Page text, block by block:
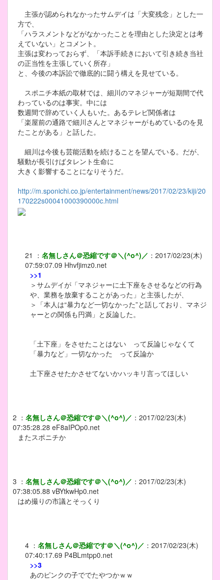
主張が認められなかったサムデイは「大変残念」とした一
方で、
「ハラスメントなどがなかったことを理由とした決定とは考
えていない」とコメント。
主張は変わっておらず、「本訴手続きにおいて引き続き当社
の正当性を主張していく所存」
と、今後の本訴訟で徹底的に闘う構えを見せている。
スポニチ本紙の取材では、細川のマネジャーが短期間で代
わっているのは事実。中には
数週間で辞めていく人もいた。あるテレビ関係者は
「楽屋前の通路で細川さんとマネジャーがもめているのを見
たことがある」と話した。
細川は今後も芸能活動を続けることを望んでいる。だが、
騒動が長引けばタレント生命に
大きく影響することになりそうだ。
http://m.sponichi.co.jp/entertainment/news/2017/02/23/kiji/20
170222s00041000390000c.html
21 ： 名無しさん＠恐縮です＠＼(^o^)／ ： 2017/02/23(木)
07:59:07.09 Hhvfjimz0.net
>>1
＞サムデイが「マネジャーに土下座をさせるなどの行為
や、業務を放棄することがあった」と主張したが、
＞「本人は“暴力など一切なかった”と話しており、マネジ
ャーとの関係も円満」と反論した。
「土下座」をさせたことはない って反論じゃなくて
「暴力など」一切なかった って反論か
土下座させたかさせてないかハッキリ言ってほしい
2 ： 名無しさん＠恐縮です＠＼(^o^)／ ： 2017/02/23(木)
07:35:28.28 eF8aIPOp0.net
またスポニチか
3 ： 名無しさん＠恐縮です＠＼(^o^)／ ： 2017/02/23(木)
07:38:05.88 vBYtkwHp0.net
はめ撮りの市議とそっくり
4 ： 名無しさん＠恐縮です＠＼(^o^)／ ： 2017/02/23(木)
07:40:17.69 P4BLmtpp0.net
>>3
あのピンクの子ででたやつかｗｗ